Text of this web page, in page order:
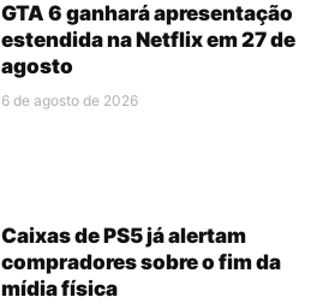
GTA 6 ganhará apresentação
estendida na Netflix em 27 de
agosto
6 de agosto de 2026
Caixas de PS5 já alertam
compradores sobre o fim da
mídia física